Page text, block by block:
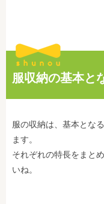
服収納の基本と
服の収納は、基本とな
ます。
それぞれの特長をまと
いね。